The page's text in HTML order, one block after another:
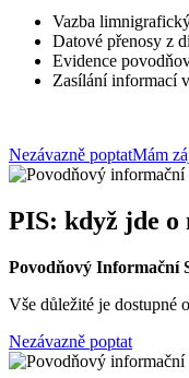
Vazba
Datové přenosy z
Evidence
Zasílání informací
Nezávazně poptatMám
PIS: když jde o
Povodňový Informační
Vše důležité je dostupné
Nezávazně poptat